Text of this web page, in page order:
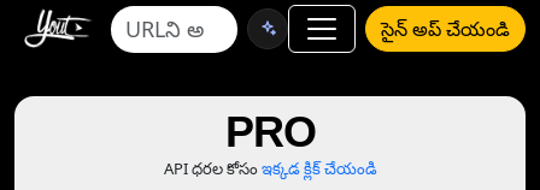
సైన్ అప్ చేయండి
PRO
API ధరల కోసం ఇక్కడ క్లిక్ చేయండి